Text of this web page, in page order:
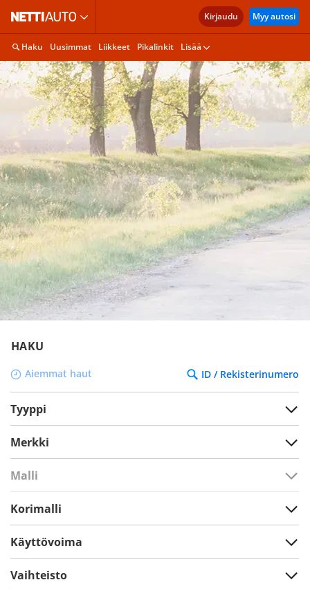
Kirjaudu Myy autosi
Haku Uusimmat Liikkeet Pikalinkit Lisää
HAKU
Aiemmat haut ID / Rekisterinumero
Tyyppi
Merkki
Malli
Korimalli
Käyttövoima
Vaihteisto